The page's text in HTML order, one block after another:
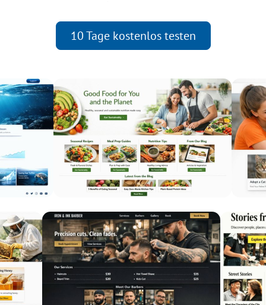
10 Tage kostenlos testen